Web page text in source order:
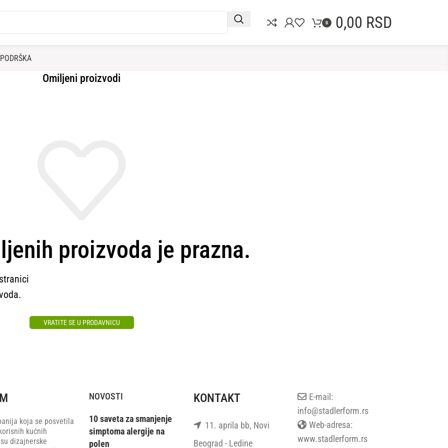
0 0,00 RSD
PODRŠKA
Omiljeni proizvodi
proizvoda je prazna.
VRATITE SE U PRODAVNICU
koja se posvetila
kućnih
dizajnerske
NOVOSTI
10 saveta za smanjenje
simptoma alergije na
polen
KONTAKT
11. aprila bb, Novi
Beograd - Ledine
E-mail:
info@stadlerform.rs
Web-adresa:
www.stadlerform.rs